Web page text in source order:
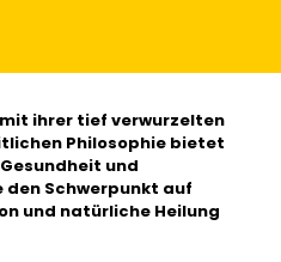
ihrer tief verwurzelten
Philosophie bietet
und
den Schwerpunkt auf
und natürliche Heilung